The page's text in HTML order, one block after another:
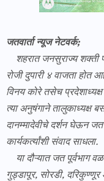
जतवार्ता न्यूज नेटवर्क;
शहरात जनसुराज्य शक्ती
रोजी दुपारी ४ वाजता होत
विनय कोरे तसेच
त्या अनुषंगाने तालुकाध्यक्ष
दानम्मादेवीचे दर्शन घेऊन जत
कार्यकर्त्यांशी संवाद साधला.
या दौऱ्यात जत पूर्वभाग
गुड्डापूर, सोरडी, दरिकुण्णूर